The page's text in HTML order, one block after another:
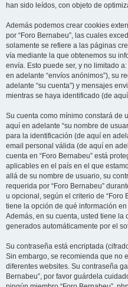
han sido leídos, con objeto de
Además podemos crear cookies
por “Foro Bernabeu”, las cuales
solamente se refiere a las páginas
vía mediante la que obtenemos su
envía. Esto puede ser, y no limitado
en adelante “envíos anónimos”), su
adelante “su cuenta”) y mensajes
mientras se haya identificado (de
Su cuenta como mínimo constará de
aquí en adelante “su nombre de
para la identificación (de aquí en
email personal válida (de aquí en
cuenta en “Foro Bernabeu” está
aplicables en el país en el que
allá de su nombre de usuario, su
requerida por “Foro Bernabeu”
u opcional, según el criterio de “Foro
tiene la opción de qué información
Además, en su cuenta, usted tiene
generados automáticamente por el
Su contraseña está encriptada
Sin embargo, se recomienda que no
diferentes websites. Su contraseña
Bernabeu”, por favor guárdela